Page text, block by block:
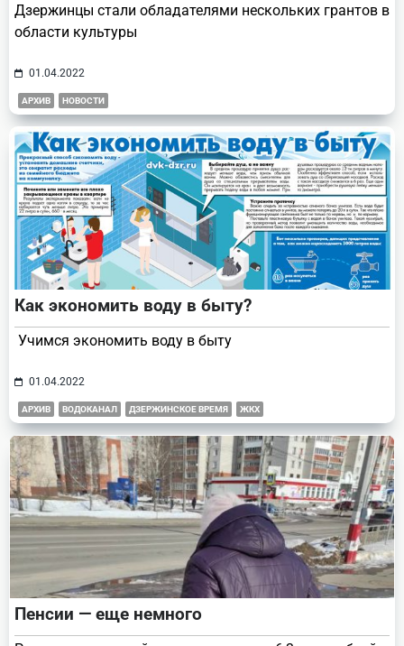
Дзержинцы стали обладателями нескольких грантов в
области культуры
01.04.2022
АРХИВ НОВОСТИ
Как экономить воду в быту?
Учимся экономить воду в быту
01.04.2022
АРХИВ ВОДОКАНАЛ ДЗЕРЖИНСКОЕ ВРЕМЯ ЖКХ
Пенсии — еще немного